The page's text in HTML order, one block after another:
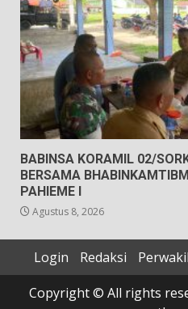
BABINSA KORAMIL 02/
BERSAMA
PAHIEME I
Agustus 8, 2026
Login Redaksi
Copyright © All rights